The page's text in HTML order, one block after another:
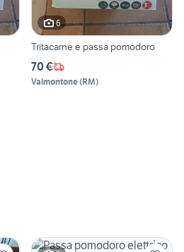
6
Tritacarne e passa pomodoro
70 €
Valmontone(RM)